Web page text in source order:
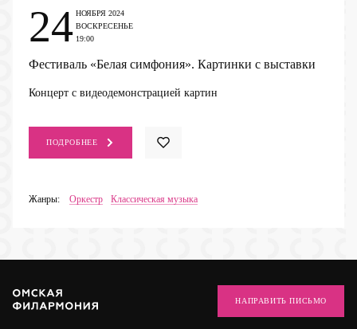
Фестиваль «Белая симфония». Картинки с выставки
Концерт с видеодемонстрацией картин
Жанры: Оркестр Классическая музыка
24 НОЯБРЯ 2024
ВОСКРЕСЕНЬЕ
19:00
ПОДРОБНЕЕ
НАПРАВИТЬ ПИСЬМО